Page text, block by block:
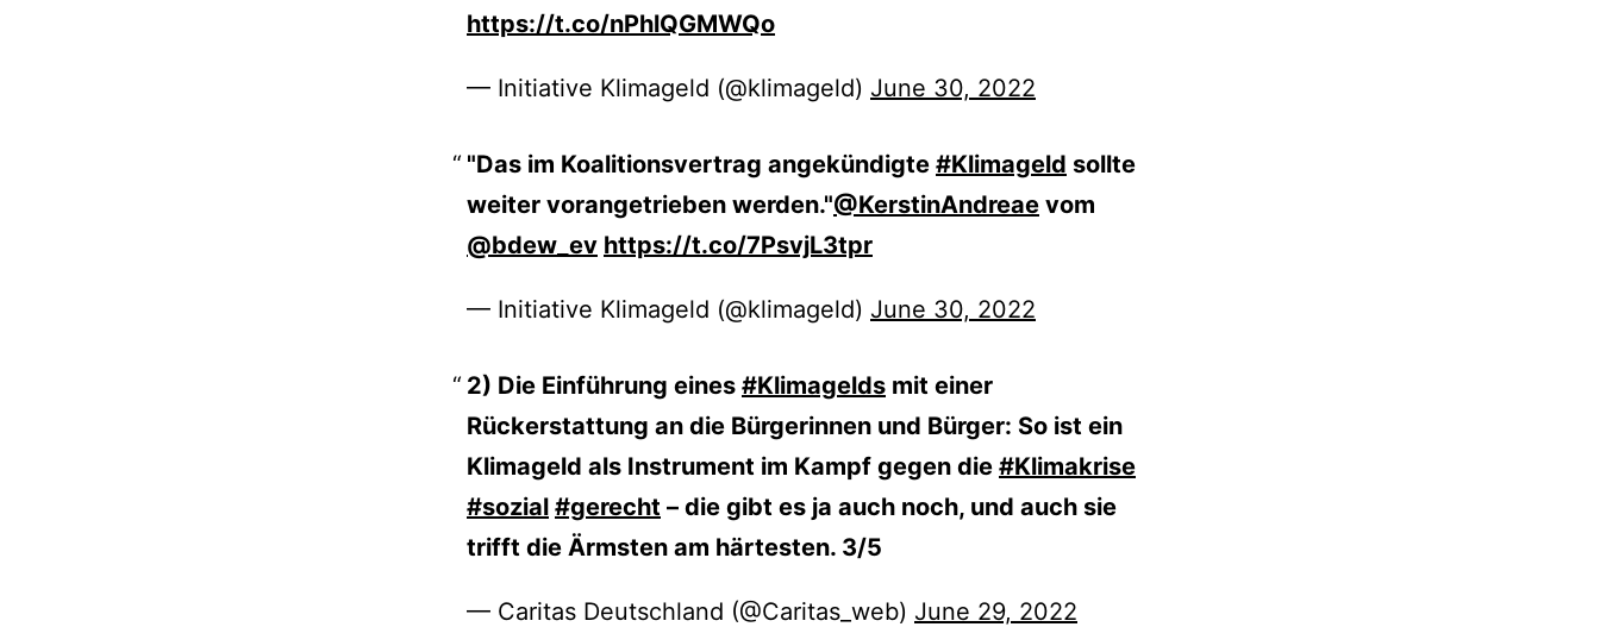
https://t.co/nPhlQGMWQo
— Initiative Klimageld (@klimageld) June 30, 2022
"Das im Koalitionsvertrag angekündigte #Klimageld sollte
weiter vorangetrieben werden."@KerstinAndreae vom
@bdew_ev https://t.co/7PsvjL3tpr
— Initiative Klimageld (@klimageld) June 30, 2022
2) Die Einführung eines #Klimagelds mit einer
Rückerstattung an die Bürgerinnen und Bürger: So ist ein
Klimageld als Instrument im Kampf gegen die #Klimakrise
#sozial #gerecht – die gibt es ja auch noch, und auch sie
trifft die Ärmsten am härtesten. 3/5
— Caritas Deutschland (@Caritas_web) June 29, 2022